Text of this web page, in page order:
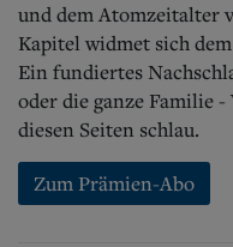
und dem Atomzeitalter
Kapitel widmet sich
Ein fundiertes
oder die ganze Familie
diesen Seiten schlau.
Zum Prämien-Abo